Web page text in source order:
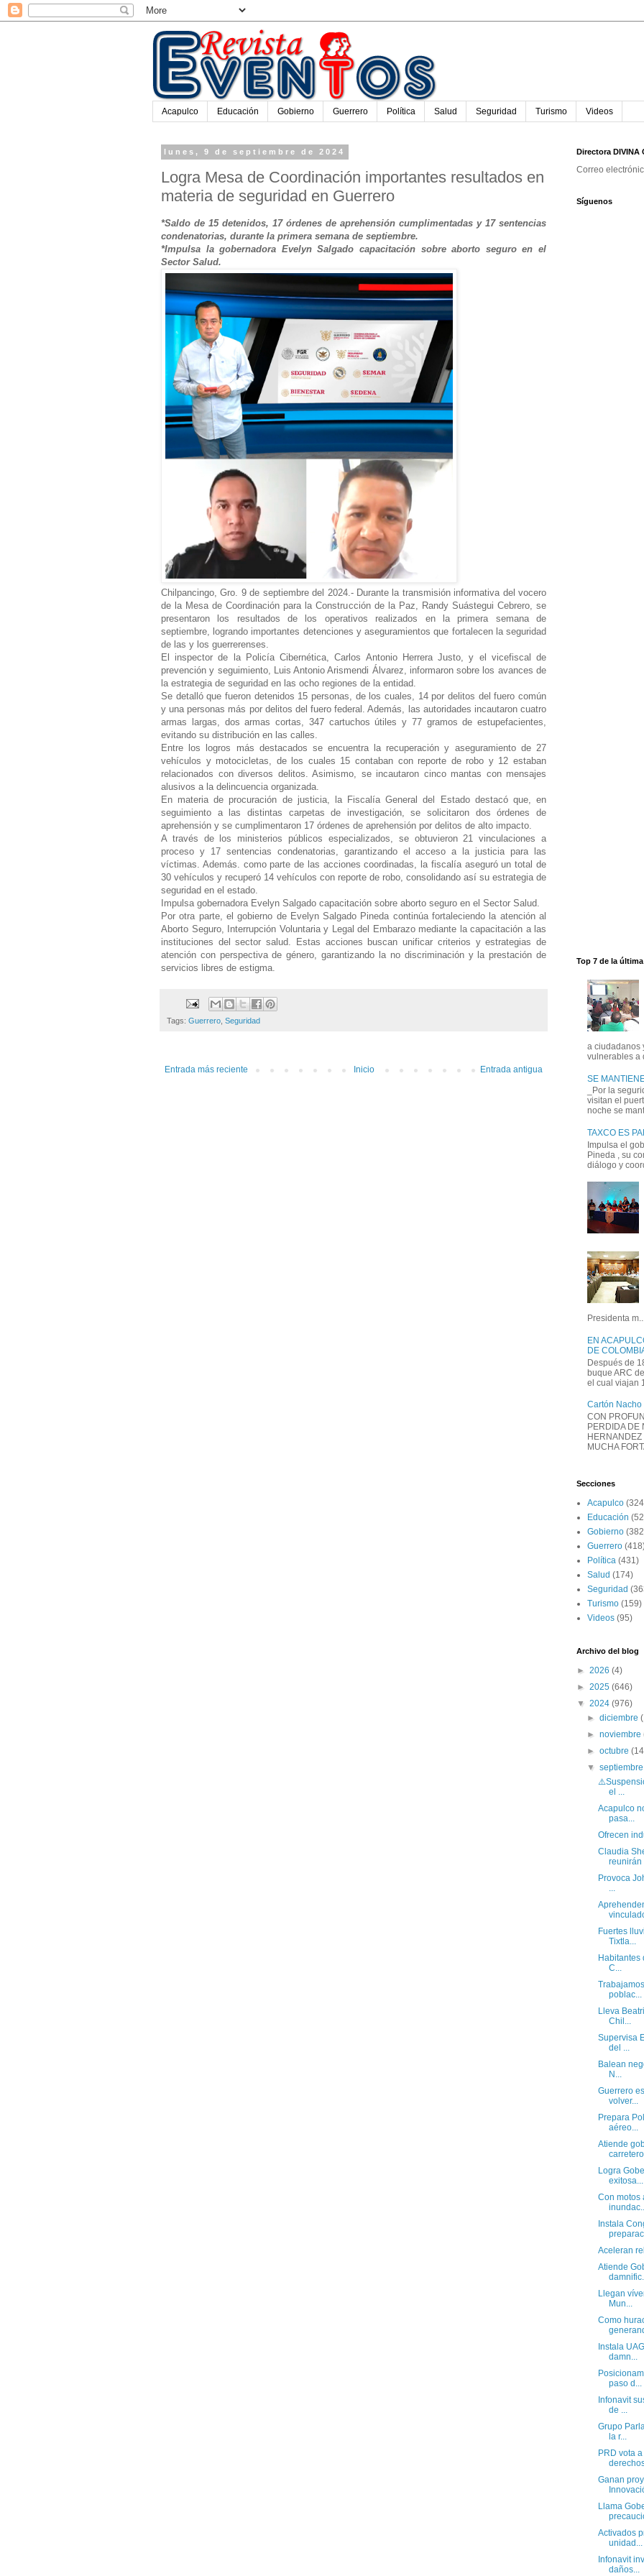
Acapulco Educación Gobierno Guerrero Política Salud Seguridad Turismo Videos
lunes, 9 de septiembre de 2024
Logra Mesa de Coordinación importantes resultados en
materia de seguridad en Guerrero
*Saldo de 15 detenidos, 17 órdenes de aprehensión cumplimentadas y 17 sentencias
condenatorias, durante la primera semana de septiembre.
*Impulsa la gobernadora Evelyn Salgado capacitación sobre aborto seguro en el
Sector Salud.
Chilpancingo, Gro. 9 de septiembre del 2024.- Durante la transmisión informativa del vocero
de la Mesa de Coordinación para la Construcción de la Paz, Randy Suástegui Cebrero, se
presentaron los resultados de los operativos realizados en la primera semana de
septiembre, logrando importantes detenciones y aseguramientos que fortalecen la seguridad
de las y los guerrerenses.
El inspector de la Policía Cibernética, Carlos Antonio Herrera Justo, y el vicefiscal de
prevención y seguimiento, Luis Antonio Arismendi Álvarez, informaron sobre los avances de
la estrategia de seguridad en las ocho regiones de la entidad.
Se detalló que fueron detenidos 15 personas, de los cuales, 14 por delitos del fuero común
y una personas más por delitos del fuero federal. Además, las autoridades incautaron cuatro
armas largas, dos armas cortas, 347 cartuchos útiles y 77 gramos de estupefacientes,
evitando su distribución en las calles.
Entre los logros más destacados se encuentra la recuperación y aseguramiento de 27
vehículos y motocicletas, de los cuales 15 contaban con reporte de robo y 12 estaban
relacionados con diversos delitos. Asimismo, se incautaron cinco mantas con mensajes
alusivos a la delincuencia organizada.
En materia de procuración de justicia, la Fiscalía General del Estado destacó que, en
seguimiento a las distintas carpetas de investigación, se solicitaron dos órdenes de
aprehensión y se cumplimentaron 17 órdenes de aprehensión por delitos de alto impacto.
A través de los ministerios públicos especializados, se obtuvieron 21 vinculaciones a
proceso y 17 sentencias condenatorias, garantizando el acceso a la justicia para las
víctimas. Además. como parte de las acciones coordinadas, la fiscalía aseguró un total de
30 vehículos y recuperó 14 vehículos con reporte de robo, consolidando así su estrategia de
seguridad en el estado.
Impulsa gobernadora Evelyn Salgado capacitación sobre aborto seguro en el Sector Salud.
Por otra parte, el gobierno de Evelyn Salgado Pineda continúa fortaleciendo la atención al
Aborto Seguro, Interrupción Voluntaria y Legal del Embarazo mediante la capacitación a las
instituciones del sector salud. Estas acciones buscan unificar criterios y estrategias de
atención con perspectiva de género, garantizando la no discriminación y la prestación de
servicios libres de estigma.
Tags: Guerrero Seguridad
Entrada más reciente Entrada antigua
Inicio
Directora DIVINA
Correo
Síguenos
Top 7 de la
a ciudadanos
vulnerables a
SE
_Por la
visitan el
noche se
TAXCO ES
Impulsa el
Pineda , su
diálogo y
Presidenta
EN
DE
Después de
buque ARC
el cual viajan
Cartón Nacho
CON
PERDIDA DE
HERNANDEZ
MUCHA
Secciones
Acapulco
Educación
Gobierno
Guerrero
Política (431)
Salud (174)
Seguridad
Turismo (159)
Videos (95)
Archivo del blog
► 2026 (4)
► 2025 (646)
▼ 2024 (976)
►diciembre
►noviembre
►octubre
▼
el ...
Acapulco
pasa...
Ofrecen
Claudia
reunirán
Provoca
...
Fuertes
Tixtla...
Habitantes
C...
poblac...
Lleva
Chil...
Supervisa
del ...
Balean
N...
Guerrero
volver...
Prepara
aéreo...
Atiende
Logra
exitosa...
Con motos
Instala
Aceleran
Atiende
Llegan
Mun...
Como
Instala
damn...
paso d...
Infonavit
de ...
Grupo
la r...
PRD vota
Ganan
Llama
Activados
unidad...
Infonavit
daños...